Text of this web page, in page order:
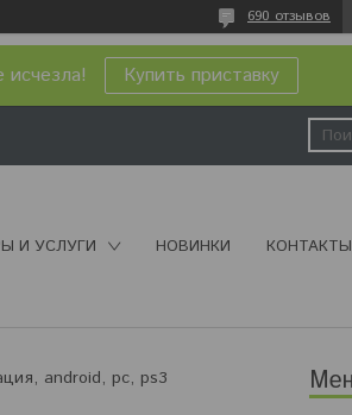
690 отзывов
исчезла! Купить приставку
И УСЛУГИ НОВИНКИ КОНТАКТЫ
android, pc, ps3